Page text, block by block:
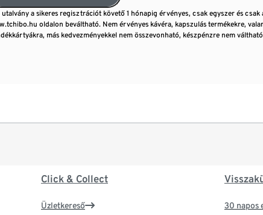
utalvány a sikeres regisztrációt követő 1 hónapig érvényes, csak egyszer és csak
oldalon beváltható. Nem érvényes kávéra, kapszulás termékekre,
más kedvezményekkel nem összevonható, készpénzre nem
Click & Collect
Üzletkereső 30 napos